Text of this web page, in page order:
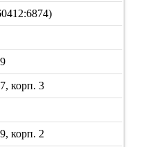
корп. 3
корп. 2